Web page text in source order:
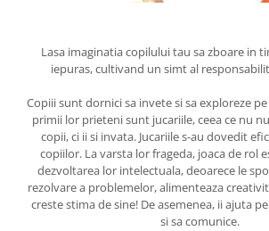
Lasa imaginatia copilului tau sa zboare in
iepuras, cultivand un simt al
Copiii sunt dornici sa invete si sa exploreze
primii lor prieteni sunt jucariile, ceea ce nu
copii, ci ii si invata. Jucariile s-au dovedit
copiilor. La varsta lor frageda, joaca de rol
dezvoltarea lor intelectuala, deoarece le
rezolvare a problemelor, alimenteaza
creste stima de sine! De asemenea, ii ajuta
si sa comunice.